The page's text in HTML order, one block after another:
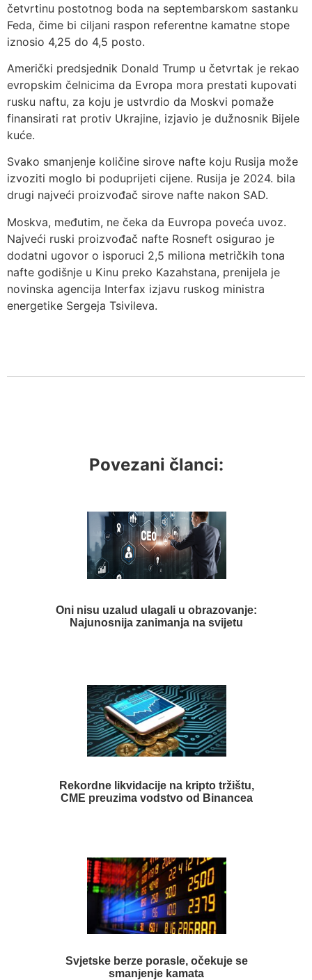
četvrtinu postotnog boda na septembarskom sastanku
Feda, čime bi ciljani raspon referentne kamatne stope
iznosio 4,25 do 4,5 posto.
Američki predsjednik Donald Trump u četvrtak je rekao
evropskim čelnicima da Evropa mora prestati kupovati
rusku naftu, za koju je ustvrdio da Moskvi pomaže
finansirati rat protiv Ukrajine, izjavio je dužnosnik Bijele
kuće.
Svako smanjenje količine sirove nafte koju Rusija može
izvoziti moglo bi poduprijeti cijene. Rusija je 2024. bila
drugi najveći proizvođač sirove nafte nakon SAD.
Moskva, međutim, ne čeka da Euvropa poveća uvoz.
Najveći ruski proizvođač nafte Rosneft osigurao je
dodatni ugovor o isporuci 2,5 miliona metričkih tona
nafte godišnje u Kinu preko Kazahstana, prenijela je
novinska agencija Interfax izjavu ruskog ministra
energetike Sergeja Tsivileva.
Povezani članci:
Oni nisu uzalud ulagali u obrazovanje:
Najunosnija zanimanja na svijetu
Rekordne likvidacije na kripto tržištu,
CME preuzima vodstvo od Binancea
Svjetske berze porasle, očekuje se
smanjenje kamata